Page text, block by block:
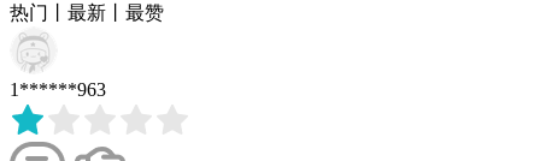
热门
最新 最赞
1******963